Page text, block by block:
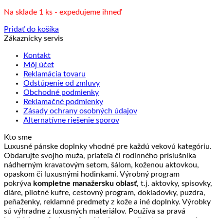
bola:
je:
Na sklade 1 ks - expedujeme ihneď
Pridať do košíka
Zákaznícky servis
Kontakt
Môj účet
Reklamácia tovaru
Odstúpenie od zmluvy
Obchodné podmienky
Reklamačné podmienky
Zásady ochrany osobných údajov
Alternatívne riešenie sporov
Kto sme
Luxusné pánske doplnky vhodné pre každú vekovú kategóriu.
Obdarujte svojho muža, priateľa či rodinného príslušníka
nádherným kravatovým setom, šálom, koženou aktovkou,
opaskom či luxusnými hodinkami. Výrobný program
pokrýva kompletne manažersku oblasť, t.j. aktovky, spisovky,
diáre, pilotné kufre, cestovný program, dokladovky, puzdra,
peňaženky, reklamné predmety z kože a iné doplnky. Výrobky
sú výhradne z luxusných materiálov. Používa sa pravá